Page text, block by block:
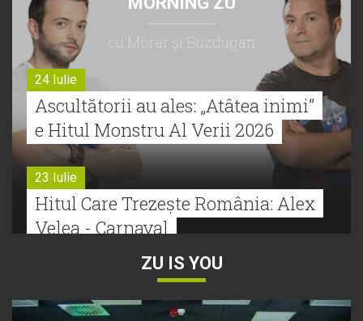
cu Morar şi Buzdugan
24 Iulie
Ascultătorii au ales: „Atâtea inimi”
e Hitul Monstru Al Verii 2026
23 Iulie
Hitul Care Trezește România: Alex
Velea - Carnaval
Bătălie strânsă la Hitul Monstru Al
ZU IS YOU